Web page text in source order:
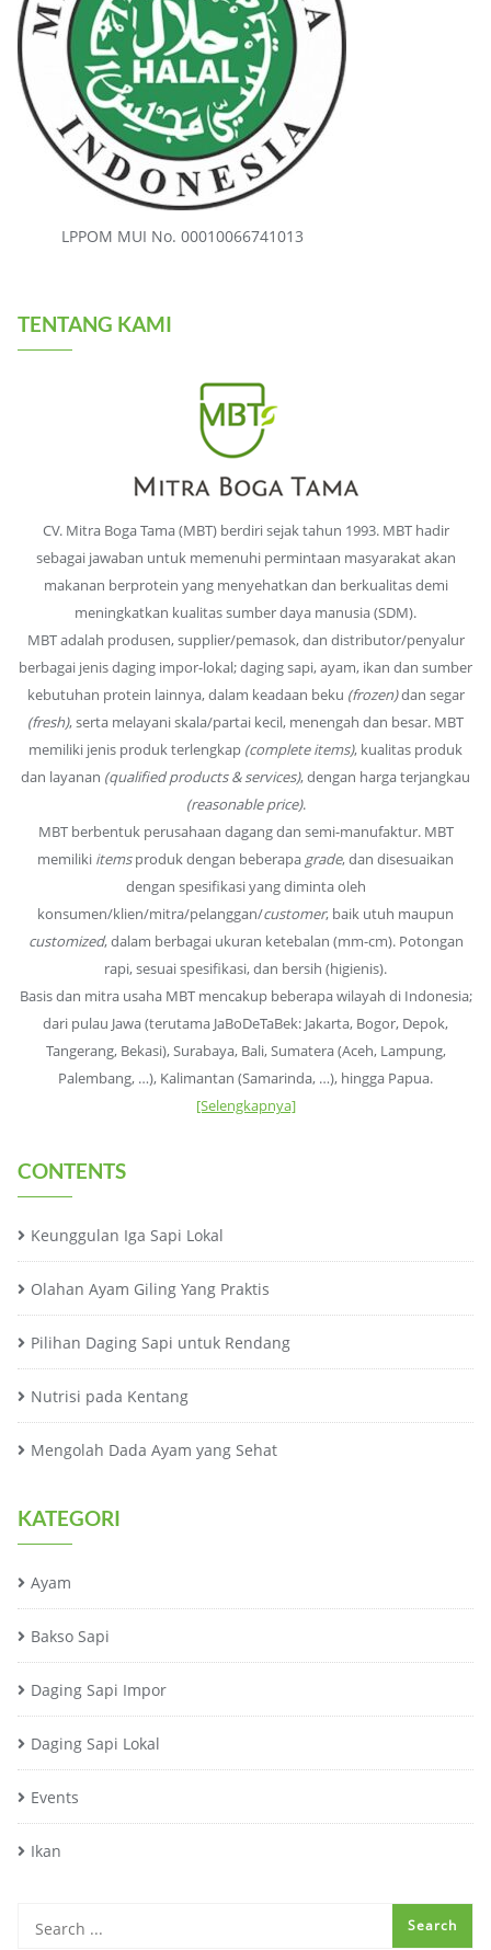
LPPOM MUI No. 00010066741013
TENTANG KAMI
CV. Mitra Boga Tama (MBT) berdiri sejak tahun 1993. MBT hadir
sebagai jawaban untuk memenuhi permintaan masyarakat akan
makanan berprotein yang menyehatkan dan berkualitas demi
meningkatkan kualitas sumber daya manusia (SDM).
MBT adalah produsen, supplier/pemasok, dan distributor/penyalur
berbagai jenis daging impor-lokal; daging sapi, ayam, ikan dan sumber
kebutuhan protein lainnya, dalam keadaan beku (frozen)dan segar
(fresh), serta melayani skala/partai kecil, menengah dan besar. MBT
memiliki jenis produk terlengkap (complete items), kualitas produk
dan layanan (qualified products & services), dengan harga terjangkau
(reasonable price).
MBT berbentuk perusahaan dagang dan semi-manufaktur. MBT
memiliki itemsproduk dengan beberapa grade, dan disesuaikan
dengan spesifikasi yang diminta oleh
konsumen/klien/mitra/pelanggan/customer, baik utuh maupun
customized, dalam berbagai ukuran ketebalan (mm-cm). Potongan
rapi, sesuai spesifikasi, dan bersih (higienis).
Basis dan mitra usaha MBT mencakup beberapa wilayah di Indonesia;
dari pulau Jawa (terutama JaBoDeTaBek: Jakarta, Bogor, Depok,
Tangerang, Bekasi), Surabaya, Bali, Sumatera (Aceh, Lampung,
Palembang, …), Kalimantan (Samarinda, …), hingga Papua.
[Selengkapnya]
CONTENTS
Keunggulan Iga Sapi Lokal
Olahan Ayam Giling Yang Praktis
Pilihan Daging Sapi untuk Rendang
Nutrisi pada Kentang
Mengolah Dada Ayam yang Sehat
KATEGORI
Ayam
Bakso Sapi
Daging Sapi Impor
Daging Sapi Lokal
Events
Ikan